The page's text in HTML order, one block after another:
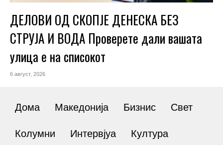
ДЕЛОВИ ОД СКОПЈЕ ДЕНЕСКА БЕЗ
СТРУЈА И ВОДА Проверете дали вашата
улица е на списокот
6 август, 2026
Дома Македонија Бизнис Свет
Колумни Интервјуа Култура